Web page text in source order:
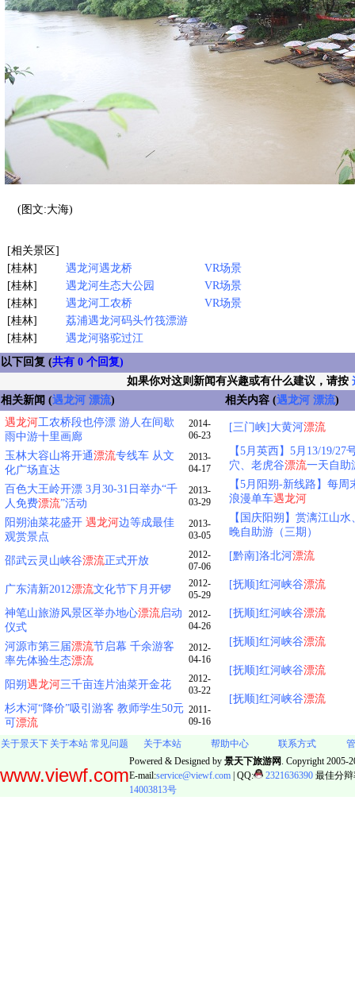
(图文:大海)
[相关景区]
[桂林]
遇龙河遇龙桥
VR场景
[桂林]
遇龙河生态大公园
VR场景
[桂林]
遇龙河工农桥
VR场景
[桂林]
荔浦遇龙河码头竹筏漂游
[桂林]
遇龙河骆驼过江
以下回复 (共有 0 个回复)
如果你对这则新闻有兴趣或有什么建议，请按
相关新闻 (遇龙河 漂流) 相关内容 (遇龙河 漂流)
遇龙河工农桥段也停漂 游人在间歇
雨中游十里画廊
2014-
06-23
玉林大容山将开通漂流专线车 从文
化广场直达
2013-
04-17
百色大王岭开漂 3月30-31日举办“千
人免费漂流”活动
2013-
03-29
阳朔油菜花盛开 遇龙河边等成最佳
观赏景点
2013-
03-05
邵武云灵山峡谷漂流正式开放
2012-
07-06
广东清新2012漂流文化节下月开锣
2012-
05-29
神笔山旅游风景区举办地心漂流启动
仪式
2012-
04-26
河源市第三届漂流节启幕 千余游客
率先体验生态漂流
2012-
04-16
阳朔遇龙河三千亩连片油菜开金花
2012-
03-22
杉木河“降价”吸引游客 教师学生50元
可漂流
2011-
09-16
[三门峡]大黄河漂流
【5月英西】5月13/19/
穴、老虎谷漂流一天自助
【5月阳朔-新线路】每
浪漫单车遇龙河
【国庆阳朔】赏漓江山
晚自助游（三期）
[黔南]洛北河漂流
[抚顺]红河峡谷漂流
[抚顺]红河峡谷漂流
[抚顺]红河峡谷漂流
[抚顺]红河峡谷漂流
[抚顺]红河峡谷漂流
关于景天下 关于本站 常见问题 关于本站 帮助中心 联系方式
www.viewf.com
Powered & Designed by 景天下旅游网 . Copyright 2005-
E-mail:service@viewf.com | QQ: 2321636390 最佳分
14003813号